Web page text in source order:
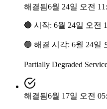
해결됨6월 24일 오전
🔴 시작: 6월 24일 오전
🟢 해결 시각: 6월 24일
Partially Degraded
해결됨6월 17일 오전